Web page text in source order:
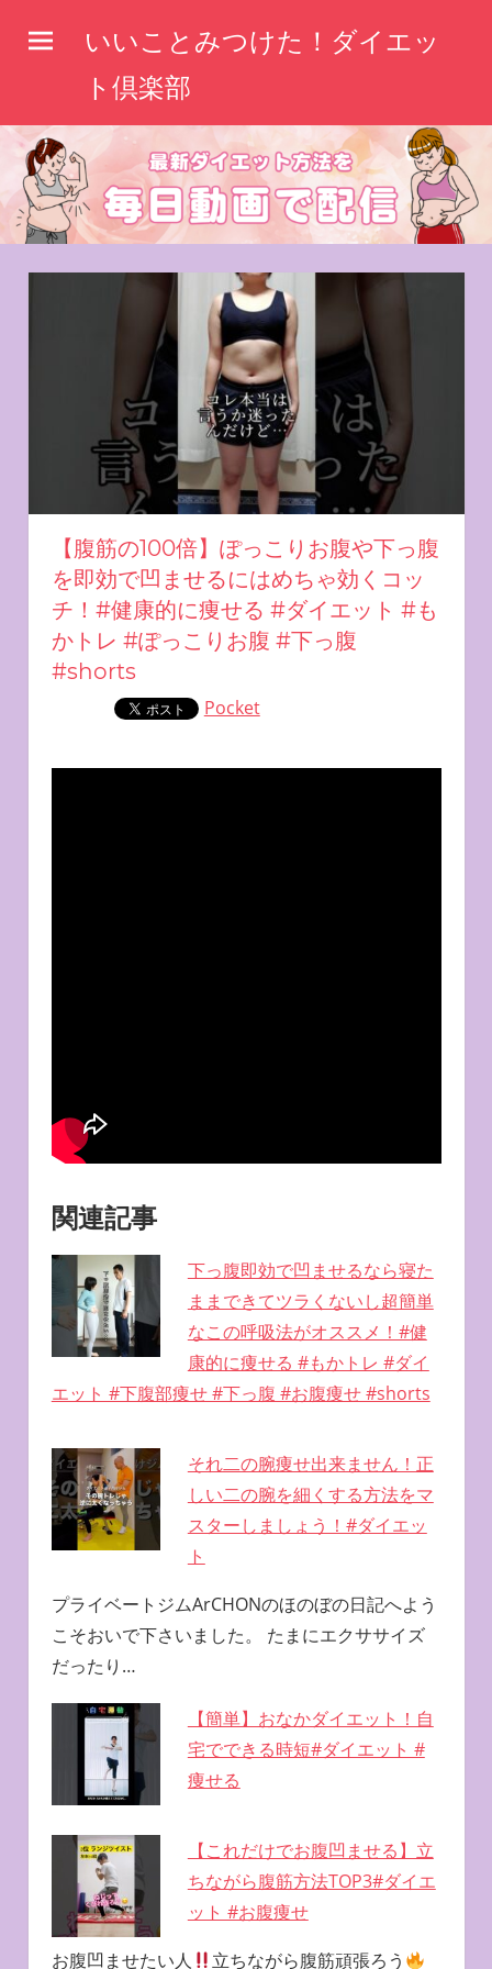
ス
キ
いいことみつけた！ダイエッ
ト倶楽部
【腹筋の100倍】ぽっこりお腹や下っ腹
を即効で凹ませるにはめちゃ効くコッ
チ！#健康的に痩せる #ダイエット #も
かトレ #ぽっこりお腹 #下っ腹
#shorts
Pocket
関連記事
下っ腹即効で凹ませるなら寝た
ままできてツラくないし超簡単
なこの呼吸法がオススメ！#健
康的に痩せる #もかトレ #ダイ
エット #下腹部痩せ #下っ腹 #お腹痩せ #shorts
それ二の腕痩せ出来ません！正
しい二の腕を細くする方法をマ
スターしましょう！#ダイエッ
ト
プライベートジムArCHONのほのぼの日記へよう
こそおいで下さいました。 たまにエクササイズ
だったり…
【簡単】おなかダイエット！自
宅でできる時短#ダイエット #
痩せる
【これだけでお腹凹ませる】立
ちながら腹筋方法TOP3#ダイエ
ット #お腹痩せ
お腹凹ませたい人
立ちながら腹筋頑張ろう